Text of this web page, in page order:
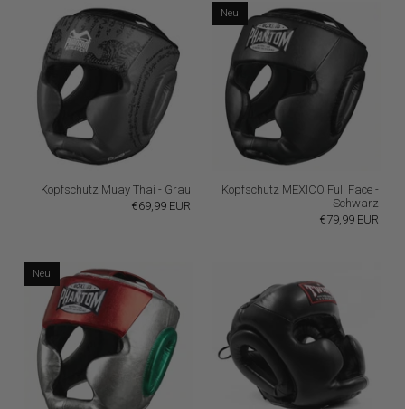
Kopfschutz Muay Thai - Grau
€69,99 EUR
Neu
Kopfschutz MEXICO Full Face -
Schwarz
€79,99 EUR
Neu